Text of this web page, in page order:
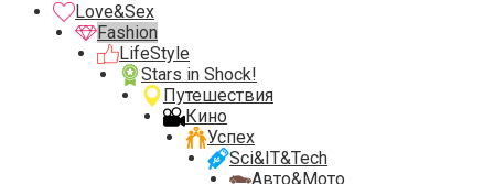
Love&Sex
Fashion
LifeStyle
Stars in Shock!
Путешествия
Кино
Успех
Sci&IT&Tech
Авто&Мото